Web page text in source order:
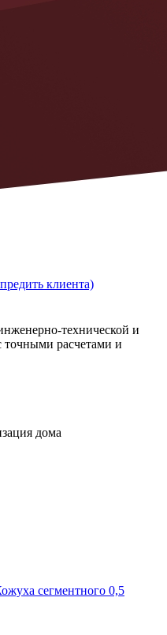
клиента)
технической и
точными расчетами и
дома
сегментного 0,5